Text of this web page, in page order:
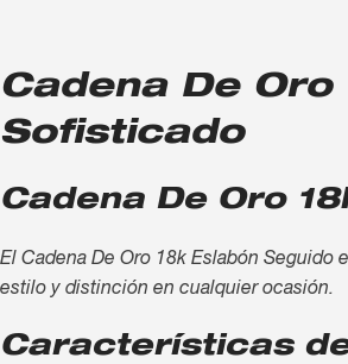
Cadena De
Sofisticado
Cadena De Oro
El Cadena De Oro 18k Eslabón Seguido
estilo y distinción en cualquier ocasión.
Características